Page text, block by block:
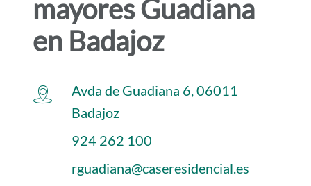
mayores Guadiana
en Badajoz
Avda de Guadiana 6, 06011
Badajoz
924 262 100
rguadiana@caseresidencial.es